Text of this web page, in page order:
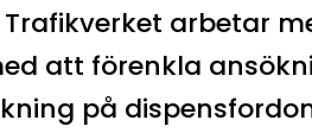
arbetar
att förenkla
på